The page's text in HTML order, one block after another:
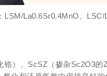
La0.6Sr0.4MnO、
）、ScSZ（掺杂Sc2O3